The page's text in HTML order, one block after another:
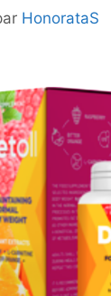
HonorataS